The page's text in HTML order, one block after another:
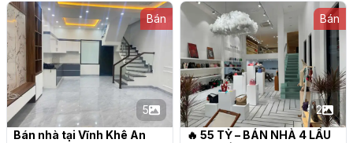
Bán
5
Bán nhà tại Vĩnh Khê An
Bán
2
🔥 55 TỶ – BÁN NHÀ 4 LẦU